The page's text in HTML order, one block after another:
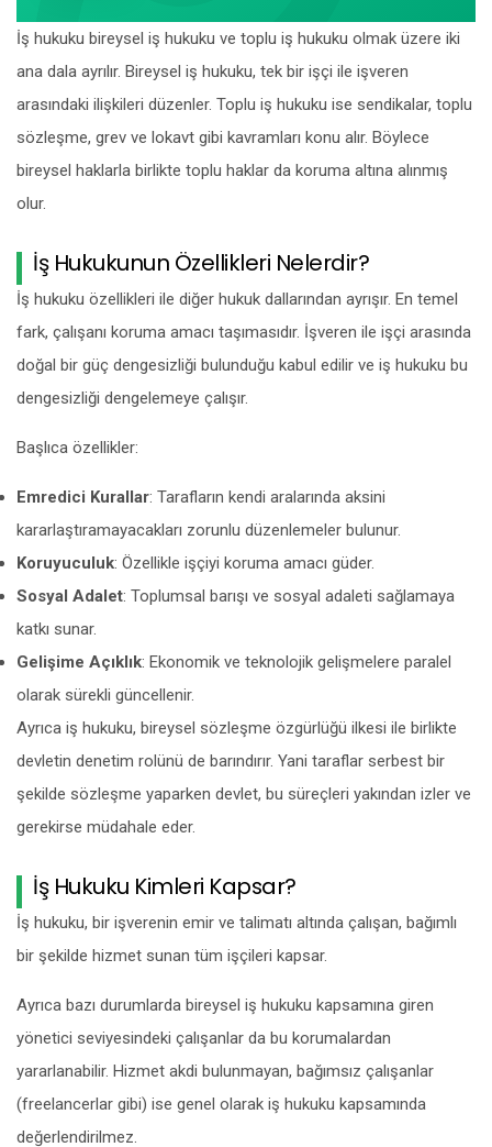
İş hukuku bireysel iş hukuku ve toplu iş hukuku olmak üzere iki
ana dala ayrılır. Bireysel iş hukuku, tek bir işçi ile işveren
arasındaki ilişkileri düzenler. Toplu iş hukuku ise sendikalar, toplu
sözleşme, grev ve lokavt gibi kavramları konu alır. Böylece
bireysel haklarla birlikte toplu haklar da koruma altına alınmış
olur.
İş Hukukunun Özellikleri Nelerdir?
İş hukuku özellikleri ile diğer hukuk dallarından ayrışır. En temel
fark, çalışanı koruma amacı taşımasıdır. İşveren ile işçi arasında
doğal bir güç dengesizliği bulunduğu kabul edilir ve iş hukuku bu
dengesizliği dengelemeye çalışır.
Başlıca özellikler:
Emredici Kurallar: Tarafların kendi aralarında aksini
kararlaştıramayacakları zorunlu düzenlemeler bulunur.
Koruyuculuk: Özellikle işçiyi koruma amacı güder.
Sosyal Adalet: Toplumsal barışı ve sosyal adaleti sağlamaya
katkı sunar.
Gelişime Açıklık: Ekonomik ve teknolojik gelişmelere paralel
olarak sürekli güncellenir.
Ayrıca iş hukuku, bireysel sözleşme özgürlüğü ilkesi ile birlikte
devletin denetim rolünü de barındırır. Yani taraflar serbest bir
şekilde sözleşme yaparken devlet, bu süreçleri yakından izler ve
gerekirse müdahale eder.
İş Hukuku Kimleri Kapsar?
İş hukuku, bir işverenin emir ve talimatı altında çalışan, bağımlı
bir şekilde hizmet sunan tüm işçileri kapsar.
Ayrıca bazı durumlarda bireysel iş hukuku kapsamına giren
yönetici seviyesindeki çalışanlar da bu korumalardan
yararlanabilir. Hizmet akdi bulunmayan, bağımsız çalışanlar
(freelancerlar gibi) ise genel olarak iş hukuku kapsamında
değerlendirilmez.